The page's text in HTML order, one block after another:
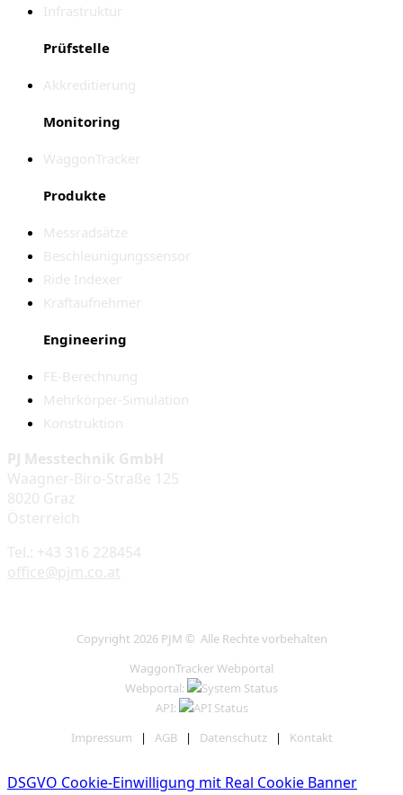
Infrastruktur
Prüfstelle
Akkreditierung
Monitoring
WaggonTracker
Produkte
Messradsätze
Beschleunigungssensor
Ride Indexer
Kraftaufnehmer
Engineering
FE-Berechnung
Mehrkörper-Simulation
Konstruktion
PJ Messtechnik GmbH
Waagner-Biro-Straße 125
8020 Graz
Österreich
Tel.: +43 316 228454
office@pjm.co.at
Copyright 2026 PJM © Alle Rechte vorbehalten
WaggonTracker Webportal
Webportal:
API:
Impressum | AGB| Datenschutz| Kontakt
DSGVO Cookie-Einwilligung mit Real Cookie Banner